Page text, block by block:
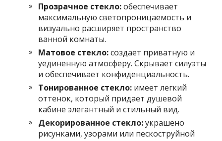
Прозрачное стекло:обеспечивает
максимальную светопроницаемость и
визуально расширяет пространство
ванной комнаты.
Матовое стекло:создает приватную и
уединенную атмосферу. Скрывает силуэты
и обеспечивает конфиденциальность.
Тонированное стекло: имеет легкий
оттенок, который придает душевой
кабине элегантный и стильный вид.
Декорированное стекло:украшено
рисунками, узорами или пескоструйной